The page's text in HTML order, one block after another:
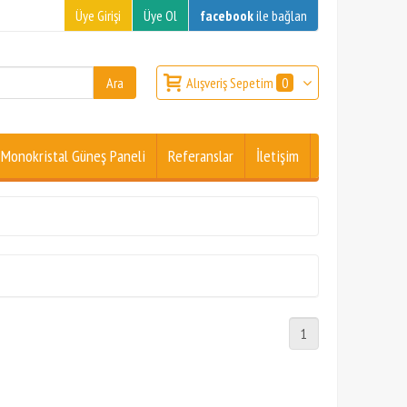
Üye Girişi Üye Ol facebookile bağlan
Alışveriş Sepetim 0
Monokristal Güneş Paneli Referanslar İletişim
1